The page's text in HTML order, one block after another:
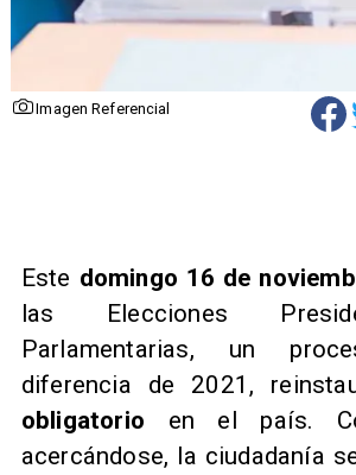
Imagen Referencial
Este domingo 16 de
las Elecciones
Parlamentarias, un
diferencia de 2021,
obligatorio en el país.
acercándose, la ciudadanía